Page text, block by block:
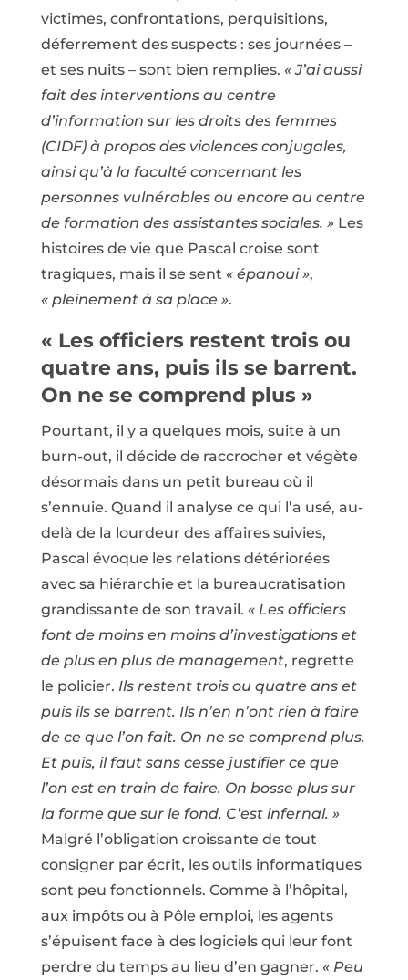
victimes, confrontations, perquisitions,
déferrement des suspects : ses journées –
et ses nuits – sont bien remplies. « J’ai aussi
fait des interventions au centre
d’information sur les droits des femmes
(CIDF) à propos des violences conjugales,
ainsi qu’à la faculté concernant les
personnes vulnérables ou encore au centre
de formation des assistantes sociales. »Les
histoires de vie que Pascal croise sont
tragiques, mais il se sent « épanoui »,
« pleinement à sa place ».
« Les officiers restent trois ou
quatre ans, puis ils se barrent.
On ne se comprend plus »
Pourtant, il y a quelques mois, suite à un
burn-out, il décide de raccrocher et végète
désormais dans un petit bureau où il
s’ennuie. Quand il analyse ce qui l’a usé, au-
delà de la lourdeur des affaires suivies,
Pascal évoque les relations détériorées
avec sa hiérarchie et la bureaucratisation
grandissante de son travail. « Les officiers
font de moins en moins d’investigations et
de plus en plus de management, regrette
le policier. Ils restent trois ou quatre ans et
puis ils se barrent. Ils n’en n’ont rien à faire
de ce que l’on fait. On ne se comprend plus.
Et puis, il faut sans cesse justifier ce que
l’on est en train de faire. On bosse plus sur
la forme que sur le fond. C’est infernal. »
Malgré l’obligation croissante de tout
consigner par écrit, les outils informatiques
sont peu fonctionnels. Comme à l’hôpital,
aux impôts ou à Pôle emploi, les agents
s’épuisent face à des logiciels qui leur font
perdre du temps au lieu d’en gagner. « Peu